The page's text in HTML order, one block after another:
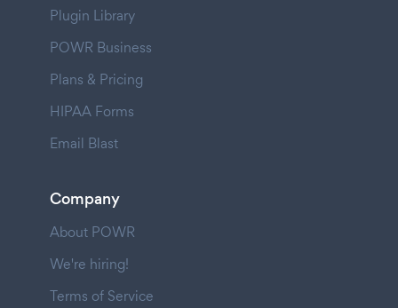
Plugin Library
POWR Business
Plans & Pricing
HIPAA Forms
Email Blast
Company
About POWR
We're hiring!
Terms of Service